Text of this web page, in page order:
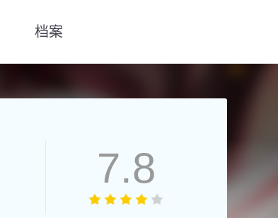
档案
7.8